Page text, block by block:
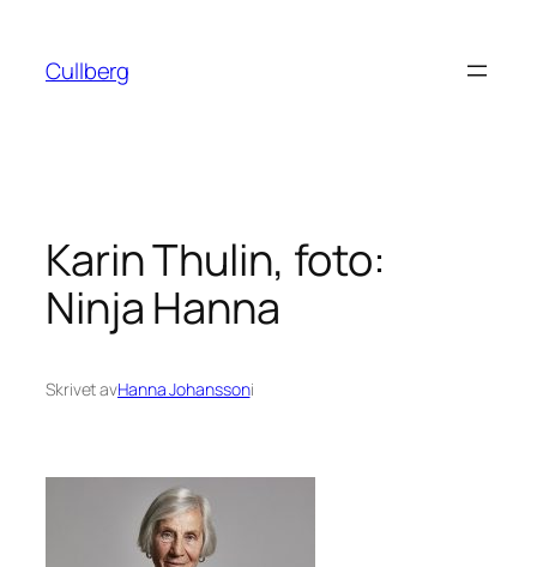
innehåll
Cullberg
Karin Thulin, foto:
Ninja Hanna
Skrivet avHanna Johanssoni